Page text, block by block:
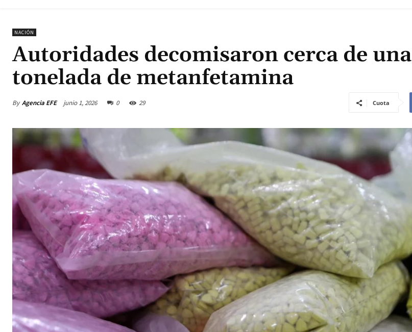
NACIÓN
Autoridades decomisaron cerca de una
tonelada de metanfetamina
By Agencia EFE junio 1, 2026 0 29 Cuota